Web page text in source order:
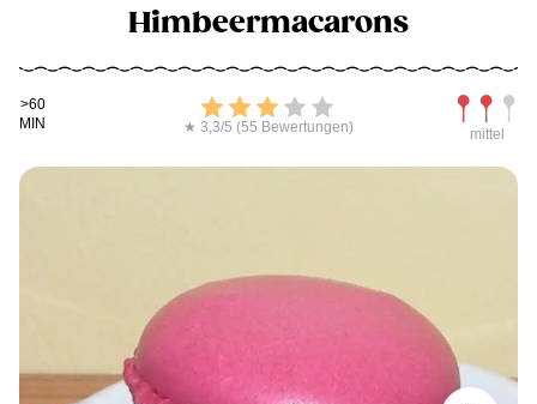
Himbeermacarons
Kochdauer
>60
MIN
Bewerten
★ 3,3/5 (55 Bewertungen) mittel